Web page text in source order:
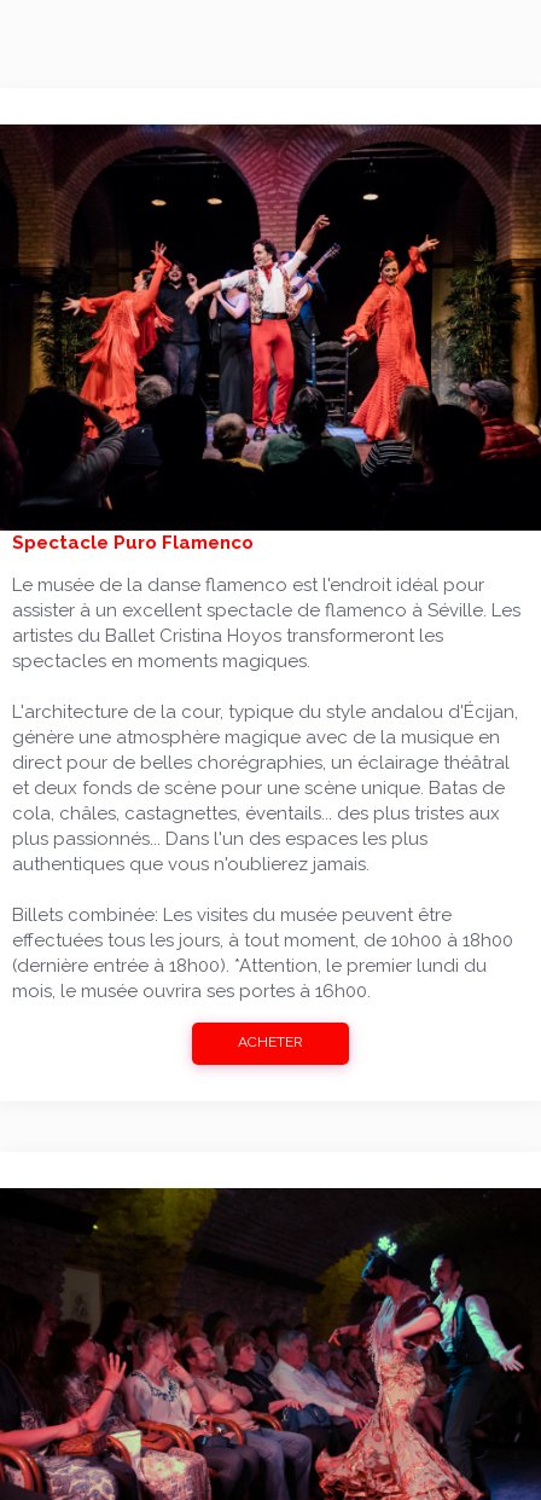
Spectacle Puro Flamenco
Le musée de la danse flamenco est l'endroit idéal pour
assister à un excellent spectacle de flamenco à Séville. Les
artistes du Ballet Cristina Hoyos transformeront les
spectacles en moments magiques.
L'architecture de la cour, typique du style andalou d'Écijan,
génère une atmosphère magique avec de la musique en
direct pour de belles chorégraphies, un éclairage théâtral
et deux fonds de scène pour une scène unique. Batas de
cola, châles, castagnettes, éventails... des plus tristes aux
plus passionnés... Dans l'un des espaces les plus
authentiques que vous n'oublierez jamais.
Billets combinée: Les visites du musée peuvent être
effectuées tous les jours, à tout moment, de 10h00 à 18h00
(dernière entrée à 18h00). *Attention, le premier lundi du
mois, le musée ouvrira ses portes à 16h00.
ACHETER